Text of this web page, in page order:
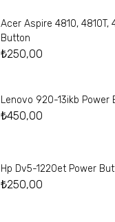
Acer Aspire 4810, 4810T,
Button
₺250,00
Lenovo 920-13ikb Power
₺450,00
Hp Dv5-1220et Power
₺250,00